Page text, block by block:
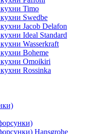
Timo
Swedbe
Jacob Delafon
Ideal Standard
Wasserkraft
Boheme
Omoikiri
Rossinka
Hansgrohe